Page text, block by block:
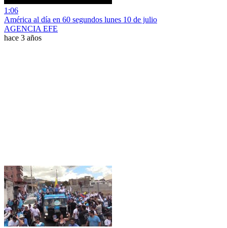
1:06
América al día en 60 segundos lunes 10 de julio
AGENCIA EFE
hace 3 años